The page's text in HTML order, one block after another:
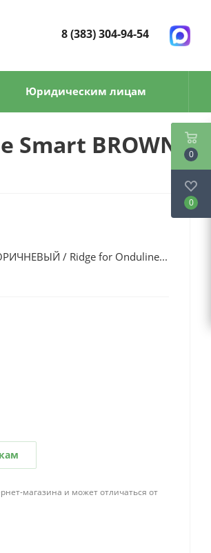
8 (383) 304-94-54
Юридическим лицам
BROWN
/ Ridge for Onduline...
магазина и может отличаться от
0
0